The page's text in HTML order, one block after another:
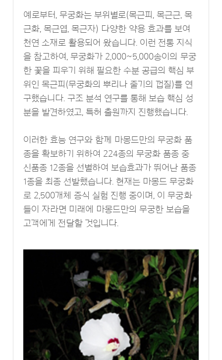
예로부터, 무궁화는 부위별로(목근피, 목근근, 목
근화, 목근엽, 목근자) 다양한 약용 효과를 보여
천연 소재로 활용되어 왔습니다. 이런 전통 지식
을 참고하여, 무궁화가 2,000~5,000송이의 무궁
한 꽃을 피우기 위해 필요한 수분 공급의 핵심 부
위인 목근피(무궁화의 뿌리나 줄기의 껍질)를 연
구했습니다. 구조 분석 연구를 통해 보습 핵심 성
분을 발견하였고, 특허 출원까지 진행했습니다.
이러한 효능 연구와 함께 마몽드만의 무궁화 품
종을 확보하기 위하여 224종의 무궁화 품종 중
신품종 12종을 선별하여 보습효과가 뛰어난 품종
1종을 최종 선발했습니다. 현재는 마몽드 무궁화
로 2,500개체 증식 실험 진행 중이며, 이 무궁화
들이 자라면 미래에 마몽드만의 무궁한 보습을
고객에게 전달할 것입니다.